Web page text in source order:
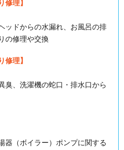
修理】
ッドからの水漏れ、お風呂の排
の修理や交換
修理】
臭、洗濯機の蛇口・排水口から
器（ボイラー）ポンプに関する